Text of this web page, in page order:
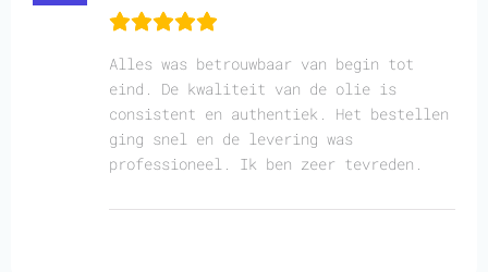
Alles was betrouwbaar van begin tot
eind. De kwaliteit van de olie is
consistent en authentiek. Het bestellen
ging snel en de levering was
professioneel. Ik ben zeer tevreden.